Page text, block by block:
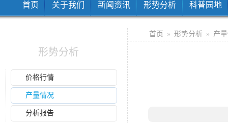
首页 关于我们 新闻资讯 形势分析 科普园地
形势分析
价格行情
产量情况
分析报告
首页 » 形势分析 » 产